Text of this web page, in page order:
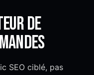
de
SEO ciblé, pas